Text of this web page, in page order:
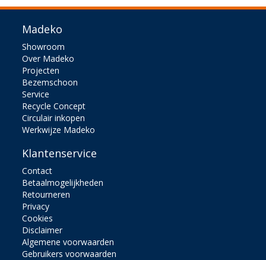
Madeko
Showroom
Over Madeko
Projecten
Bezemschoon
Service
Recycle Concept
Circulair inkopen
Werkwijze Madeko
Klantenservice
Contact
Betaalmogelijkheden
Retourneren
Privacy
Cookies
Disclaimer
Algemene voorwaarden
Gebruikers voorwaarden